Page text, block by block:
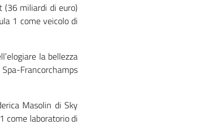
(36 miliardi di euro)
1 come veicolo di
la bellezza
Francorchamps
Masolin di Sky
come laboratorio di